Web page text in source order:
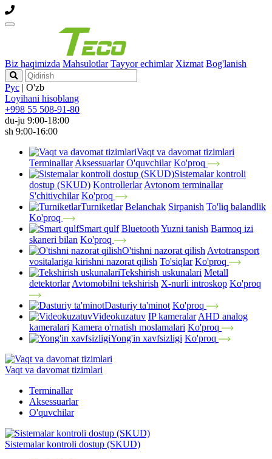
Biz haqimizda Mahsulotlar Tayyor echimlar Xizmat Bog'lanish
Рус | O'zb
Loyihani hisoblang
+998 55 508-91-80
du-ju 9:00-18:00
sh 9:00-16:00
Vaqt va davomat tizimlari
Terminallar Aksessuarlar O'quvchilar Ko'proq
Sistemalar kontroli
dostup (SKUD) Kontrollerlar Avtonom terminallar
S'chitivchilar Ko'proq
Turniketlar Belanchak Sirpanish To'liq balandlik
Ko'proq
Smart qulf Bluetooth Yuzni tanish Barmoq izi
skaneri bilan Ko'proq
O'tishni nazorat qilish Avtotransport
vositalariga kirishni nazorat qilish To'siqlar Ko'proq
Tekshirish uskunalari Metall
detektorlar Avtomobilni tekshirish X-nurli introskop Ko'proq
Dasturiy ta'minot Ko'proq
Videokuzatuv IP kameralar AHD analog
kameralari Kamera o'rnatish moslamalari Ko'proq
Yong'in xavfsizligi Ko'proq
Vaqt va davomat tizimlari
Terminallar
Aksessuarlar
O'quvchilar
Sistemalar kontroli dostup (SKUD)